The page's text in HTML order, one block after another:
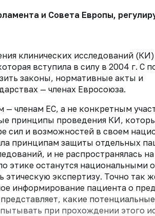
и Совета Европы,
клинических исследований
вступила в силу в 2004 г. С
законы, нормативные акты и
— членах Евросоюза.
— членам ЕС, а не конкретным
принципы проведения КИ,
сил и возможностей в своем
принципам защиты отдельных
и не распространялась на
этике останутся национальными
экспертизу. Точно так
информирование пациента о
какие
при прохождении этого